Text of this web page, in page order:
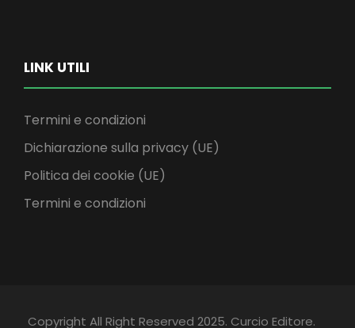
LINK UTILI
Termini e condizioni
Dichiarazione sulla privacy (UE)
Politica dei cookie (UE)
Termini e condizioni
Copyright All Right Reserved 2025. Curcio Editore.